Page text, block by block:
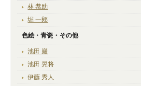
林 恭助
堀 一郎
色絵・青瓷・その他
池田 巖
池田 晃将
伊藤 秀人